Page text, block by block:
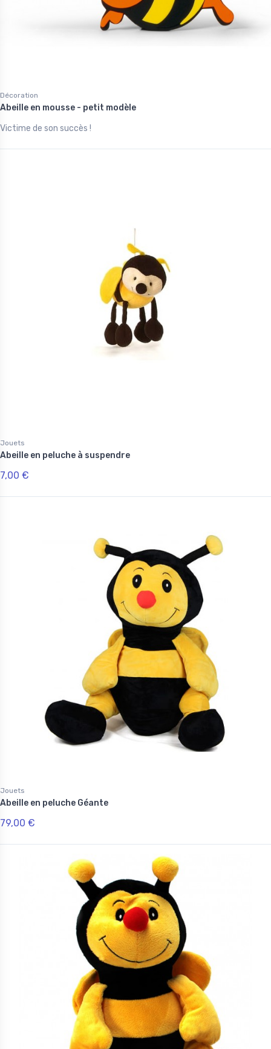
Décoration
Abeille en mousse - petit modèle
Victime de son succès !
Jouets
Abeille en peluche à suspendre
7,00 €
Jouets
Abeille en peluche Géante
79,00 €